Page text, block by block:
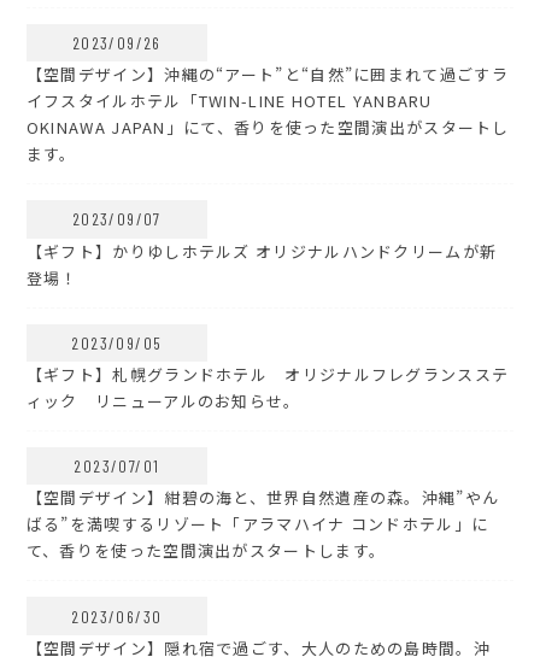
2023/09/26
【空間デザイン】沖縄の“アート”と“自然”に囲まれて過ごすラ
イフスタイルホテル「TWIN-LINE HOTEL YANBARU
OKINAWA JAPAN」にて、香りを使った空間演出がスタートし
ます。
2023/09/07
【ギフト】かりゆしホテルズ オリジナルハンドクリームが新
登場！
2023/09/05
【ギフト】札幌グランドホテル オリジナルフレグランスステ
ィック リニューアルのお知らせ。
2023/07/01
【空間デザイン】紺碧の海と、世界自然遺産の森。沖縄”やん
ばる”を満喫するリゾート「アラマハイナ コンドホテル」に
て、香りを使った空間演出がスタートします。
2023/06/30
【空間デザイン】隠れ宿で過ごす、大人のための島時間。沖